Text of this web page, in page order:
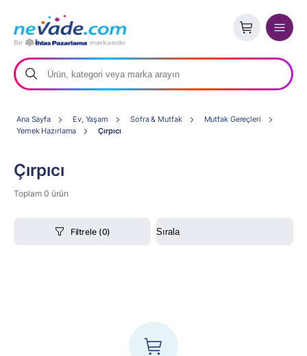
Ana Sayfa Ev, Yaşam Sofra & Mutfak
Mutfak Gereçleri
Yemek Hazırlama
Çırpıcı
Çırpıcı
Toplam 0 ürün
Filtrele (0)